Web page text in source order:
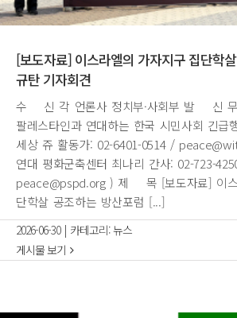
[보도자료] 이스라엘의 가자지구 집단학
규탄 기자회견
수 신 각 언론사 정치부·사회부 발 신 무
팔레스타인과 연대하는 한국 시민사회 긴급
세상 쥬 활동가: 02-6401-0514 /
연대 평화군축센터 최나리 간사: 02-723-
peace@pspd.org ) 제 목 [보도자료] 이스
단학살 공조하는 방산포럼 [...]
2026-06-30 | 카테고리:뉴스
게시물 보기